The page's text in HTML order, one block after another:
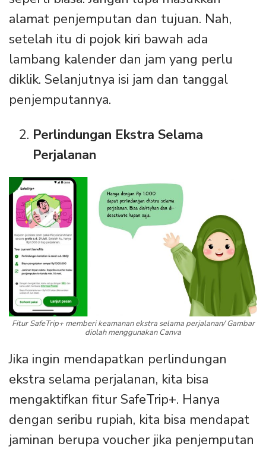
alamat penjemputan dan tujuan. Nah,
setelah itu di pojok kiri bawah ada
lambang kalender dan jam yang perlu
diklik. Selanjutnya isi jam dan tanggal
penjemputannya.
Perlindungan Ekstra Selama
Perjalanan
Fitur SafeTrip+ memberi keamanan ekstra selama perjalanan/ Gambar
diolah menggunakan Canva
Jika ingin mendapatkan perlindungan
ekstra selama perjalanan, kita bisa
mengaktifkan fitur SafeTrip+. Hanya
dengan seribu rupiah, kita bisa mendapat
jaminan berupa voucher jika penjemputan